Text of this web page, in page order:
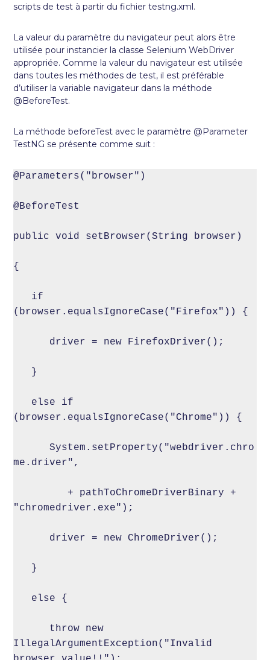
scripts de test à partir du fichier testng.xml.
La valeur du paramètre du navigateur peut alors être
utilisée pour instancier la classe Selenium WebDriver
appropriée. Comme la valeur du navigateur est utilisée
dans toutes les méthodes de test, il est préférable
d’utiliser la variable navigateur dans la méthode
@BeforeTest.
La méthode beforeTest avec le paramètre @Parameter
TestNG se présente comme suit :
@Parameters("browser")
@BeforeTest
public void setBrowser(String browser)
{
if
(browser.equalsIgnoreCase("Firefox")) {
driver = new FirefoxDriver();
}
else if
(browser.equalsIgnoreCase("Chrome")) {
System.setProperty("webdriver.chro
me.driver",
+ pathToChromeDriverBinary +
"chromedriver.exe");
driver = new ChromeDriver();
}
else {
throw new
IllegalArgumentException("Invalid